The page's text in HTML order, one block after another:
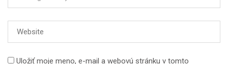
Uložiť moje meno, e-mail a webovú stránku v tomto